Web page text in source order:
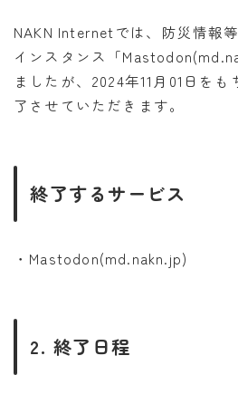
NAKN Internetでは、防災情報
インスタンス「
ましたが、2024年11月01日を
了させていただきます。
終了するサービス
・Mastodon(md.nakn.jp)
2. 終了日程